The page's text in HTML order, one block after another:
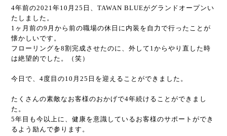
4年前の2021年10月25日、TAWAN BLUEがグランドオープンい
たしました。
1ヶ月前の9月から前の職場の休日に内装を自力で行ったことが
懐かしいです。
フローリングを8割完成させたのに、外して1からやり直した時
は絶望的でした。（笑）
今日で、4度目の10月25日を迎えることができました。
たくさんの素敵なお客様のおかげで4年続けることができまし
た。
5年目も今以上に、健康を意識しているお客様のサポートができ
るよう励んで参ります。